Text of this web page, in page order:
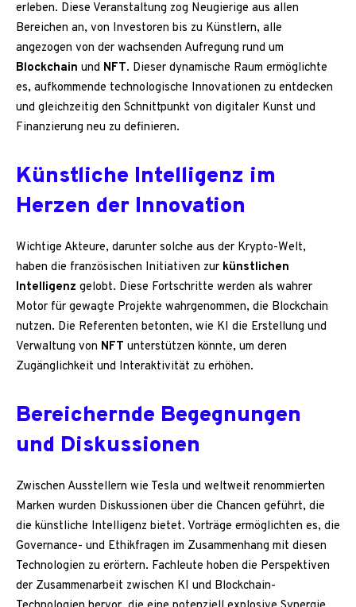
erleben. Diese Veranstaltung zog Neugierige aus allen
Bereichen an, von Investoren bis zu Künstlern, alle
angezogen von der wachsenden Aufregung rund um
Blockchain und NFT. Dieser dynamische Raum ermöglichte
es, aufkommende technologische Innovationen zu entdecken
und gleichzeitig den Schnittpunkt von digitaler Kunst und
Finanzierung neu zu definieren.
Künstliche Intelligenz im
Herzen der Innovation
Wichtige Akteure, darunter solche aus der Krypto-Welt,
haben die französischen Initiativen zur künstlichen
Intelligenz gelobt. Diese Fortschritte werden als wahrer
Motor für gewagte Projekte wahrgenommen, die Blockchain
nutzen. Die Referenten betonten, wie KI die Erstellung und
Verwaltung von NFT unterstützen könnte, um deren
Zugänglichkeit und Interaktivität zu erhöhen.
Bereichernde Begegnungen
und Diskussionen
Zwischen Ausstellern wie Tesla und weltweit renommierten
Marken wurden Diskussionen über die Chancen geführt, die
die künstliche Intelligenz bietet. Vorträge ermöglichten es, die
Governance- und Ethikfragen im Zusammenhang mit diesen
Technologien zu erörtern. Fachleute hoben die Perspektiven
der Zusammenarbeit zwischen KI und Blockchain-